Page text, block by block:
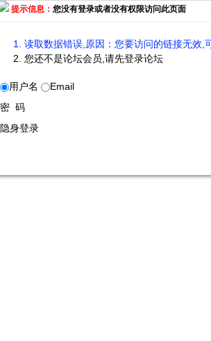
提示信息： 您没有登录或者没有权限访问此页面
读取数据错误,原因：您要访问的链接无效,
您还不是论坛会员,请先登录论坛
用户名
Email
密 码
隐身登录